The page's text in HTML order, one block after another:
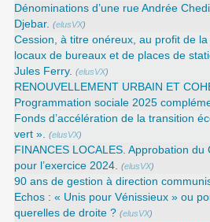
Dénominations d’une rue Andrée
Djebar. (elusVX)
Cession, à titre onéreux, au profit de
locaux de bureaux et de places de
Jules Ferry. (elusVX)
RENOUVELLEMENT URBAIN ET
Programmation sociale 2025
Fonds d’accélération de la transition
vert ». (elusVX)
FINANCES LOCALES. Approbation
pour l’exercice 2024. (elusVX)
90 ans de gestion à direction
Echos : « Unis pour Vénissieux » ou
querelles de droite ? (elusVX)